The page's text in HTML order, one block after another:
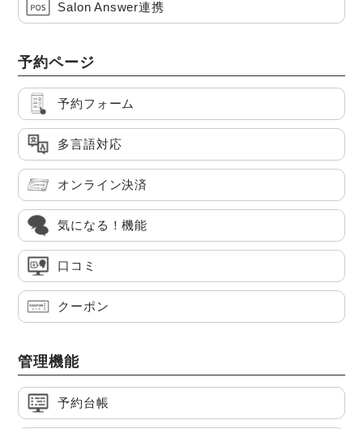
Salon Answer連携
予約ページ
予約フォーム
多言語対応
オンライン決済
気になる！機能
口コミ
クーポン
管理機能
予約台帳